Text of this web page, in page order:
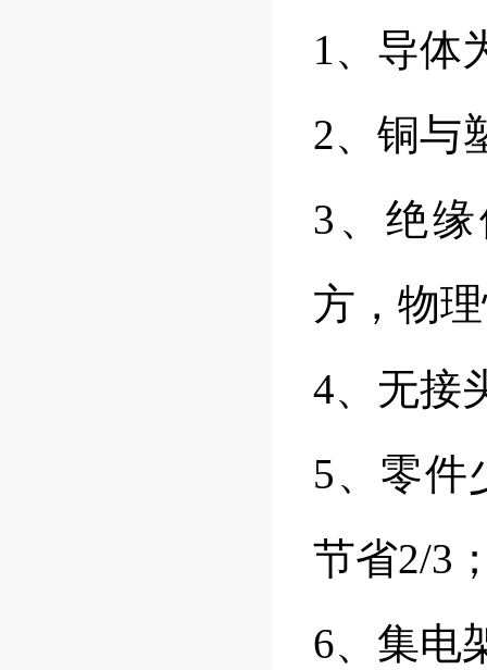
1、导体
2、铜与
3、绝
方，物
4、无接
5、零件
节省2/3
6、集电